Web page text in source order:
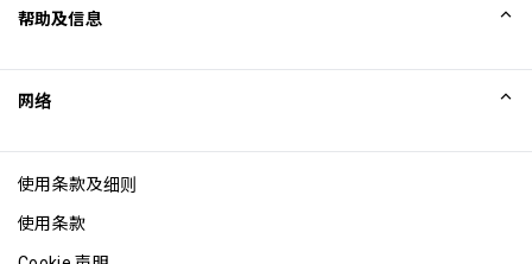
Excellence Awards
博客
帮助及信息
网络
使用条款及细则
使用条款